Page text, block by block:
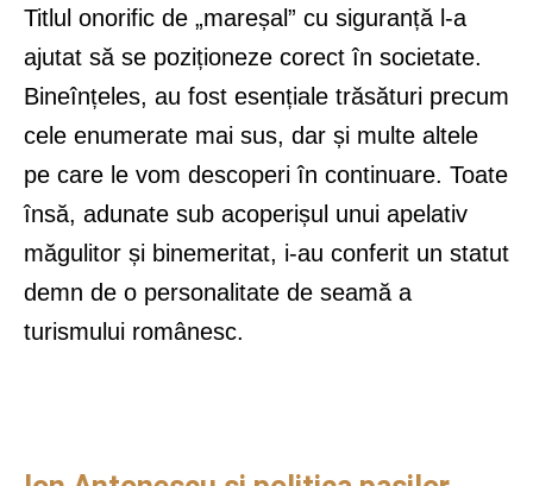
Titlul onorific de „mareșal” cu siguranță l-a
ajutat să se poziționeze corect în societate.
Bineînțeles, au fost esențiale trăsături precum
cele enumerate mai sus, dar și multe altele
pe care le vom descoperi în continuare. Toate
însă, adunate sub acoperișul unui apelativ
măgulitor și binemeritat, i-au conferit un statut
demn de o personalitate de seamă a
turismului românesc.